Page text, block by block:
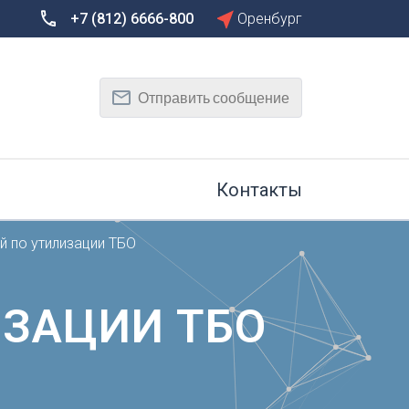
Тамбов
Тюмень
У
Улан-Удэ
Ульяновск
Уфа
+7 (812) 6666-800 Оренбург
Отправить сообщение
Контакты
по утилизации ТБО
ТБО